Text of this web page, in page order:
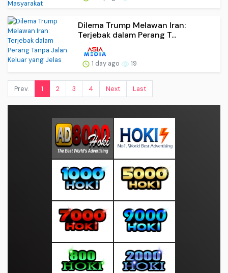
Dilema Trump Melawan Iran:
Terjebak dalam Perang T...
1 day ago 19
Prev. 1 2 3 4 Next Last